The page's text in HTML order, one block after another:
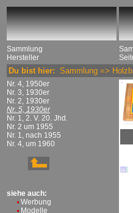
Sammlung
Hersteller
Du bist hier: Sammlung =>
Nr. 4, 1950er
Nr. 3, 1930er
Nr. 2, 1930er
Nr. 5, 1930er
Nr. 1, 2. V. 20. Jhd.
Nr. 2 um 1955
Nr. 1, nach 1955
Nr. 4, um 1960
siehe auch:
Werbung
Modelle